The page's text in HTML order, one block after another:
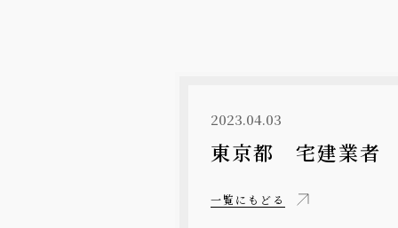
2023.04.03
東京都 宅建業者
一覧にもどる